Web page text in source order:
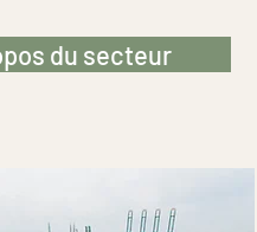
du secteur